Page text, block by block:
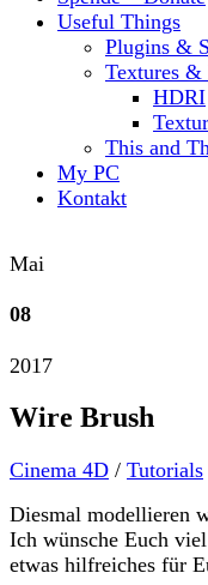
Useful Things
Plugins &
Textures
HDRI
This and
My PC
Kontakt
Mai
08
2017
Wire Brush
Cinema 4D / Tutorials
Diesmal modellieren
Ich wünsche Euch
etwas hilfreiches für